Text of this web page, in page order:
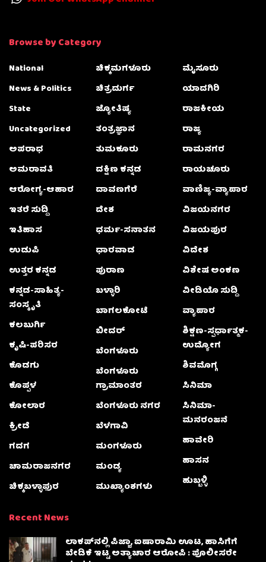
Browse by Category
National
News & Politics
State
Uncategorized
ಅಪರಾಧ
ಅಮರಾವತಿ
ಆರೋಗ್ಯ-ಆಹಾರ
ಇತರೆ ಸುದ್ದಿ
ಇತಿಹಾಸ
ಉಡುಪಿ
ಉತ್ತರ ಕನ್ನಡ
ಕನ್ನಡ-ಸಾಹಿತ್ಯ-
ಸಂಸ್ಕೃತಿ
ಕಲಬುರ್ಗಿ
ಕೃಷಿ-ಪರಿಸರ
ಕೊಡಗು
ಕೊಪ್ಪಳ
ಕೋಲಾರ
ಕ್ರೀಡೆ
ಗದಗ
ಚಾಮರಾಜನಗರ
ಚಿಕ್ಕಬಳ್ಳಾಫುರ
ಚಿಕ್ಕಮಗಳೂರು
ಚಿತ್ರದುರ್ಗ
ಜ್ಯೋತಿಷ್ಯ
ತಂತ್ರಜ್ಞಾನ
ತುಮಕೂರು
ದಕ್ಷಿಣ ಕನ್ನಡ
ದಾವಣಗೆರೆ
ದೇಶ
ಧರ್ಮ-ಸನಾತನ
ಧಾರವಾಡ
ಪುರಾಣ
ಬಳ್ಳಾರಿ
ಬಾಗಲಕೋಟೆ
ಬೀದರ್
ಬೆಂಗಳೂರು
ಬೆಂಗಳೂರು
ಗ್ರಾಮಾಂತರ
ಬೆಂಗಳೂರು ನಗರ
ಬೆಳಗಾವಿ
ಮಂಗಳೂರು
ಮಂಡ್ಯ
ಮುಖ್ಯಾಂಶಗಳು
ಮೈಸೂರು
ಯಾದಗಿರಿ
ರಾಜಕೀಯ
ರಾಜ್ಯ
ರಾಮನಗರ
ರಾಯಚೂರು
ವಾಣಿಜ್ಯ-ವ್ಯಾಪಾರ
ವಿಜಯನಗರ
ವಿಜಯಪುರ
ವಿದೇಶ
ವಿಶೇಷ ಅಂಕಣ
ವೀಡಿಯೊ ಸುದ್ದಿ
ವ್ಯಾಪಾರ
ಶಿಕ್ಷಣ-ಸ್ಪರ್ಧಾತ್ಮಕ-
ಉದ್ಯೋಗ
ಶಿವಮೊಗ್ಗ
ಸಿನಿಮಾ
ಸಿನಿಮಾ-
ಮನರಂಜನೆ
ಹಾವೇರಿ
ಹಾಸನ
ಹುಬ್ಬಳ್ಳಿ
Recent News
ಲಾಕಪ್‌ನಲ್ಲಿ ಪಿಜ್ಜಾ, ಐಷಾರಾಮಿ ಊಟ, ಹಾಸಿಗೆಗೆ
ಬೇಡಿಕೆ ಇಟ್ಟ ಅತ್ಯಾಚಾರ ಆರೋಪಿ : ಪೊಲೀಸರೇ